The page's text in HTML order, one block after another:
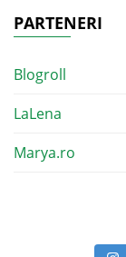
PARTENERI
Blogroll
LaLena
Marya.ro